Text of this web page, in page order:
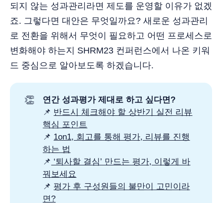
되지 않는 성과관리라면 제도를 운영할 이유가 없겠
죠. 그렇다면 대안은 무엇일까요? 새로운 성과관리
로 전환을 위해서 무엇이 필요하고 어떤 프로세스로
변화해야 하는지 SHRM23 컨퍼런스에서 나온 키워
드 중심으로 알아보도록 하겠습니다.
👏
연간 성과평가 제대로 하고 싶다면?
📌 반드시 체크해야 할 상반기 실전 리뷰
핵심 포인트
📌 1on1, 회고를 통해 평가, 리뷰를 진행
하는 법
📌 ‘퇴사할 결심’ 만드는 평가, 이렇게 바
꿔보세요
📌 평가 후 구성원들의 불만이 고민이라
면?